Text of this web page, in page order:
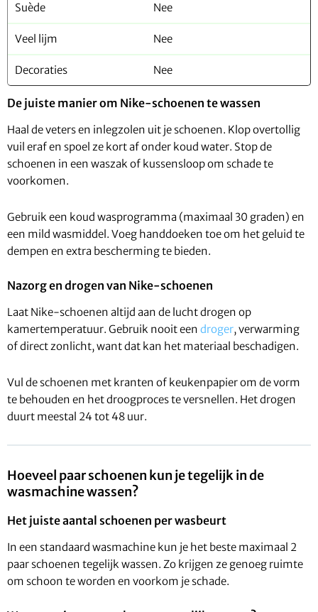
Suède Nee
Veel lijm Nee
Decoraties Nee
De juiste manier om Nike-schoenen te wassen
Haal de veters en inlegzolen uit je schoenen. Klop overtollig
vuil eraf en spoel ze kort af onder koud water. Stop de
schoenen in een waszak of kussensloop om schade te
voorkomen.
Gebruik een koud wasprogramma (maximaal 30 graden) en
een mild wasmiddel. Voeg handdoeken toe om het geluid te
dempen en extra bescherming te bieden.
Nazorg en drogen van Nike-schoenen
Laat Nike-schoenen altijd aan de lucht drogen op
kamertemperatuur. Gebruik nooit een droger, verwarming
of direct zonlicht, want dat kan het materiaal beschadigen.
Vul de schoenen met kranten of keukenpapier om de vorm
te behouden en het droogproces te versnellen. Het drogen
duurt meestal 24 tot 48 uur.
Hoeveel paar schoenen kun je tegelijk in de
wasmachine wassen?
Het juiste aantal schoenen per wasbeurt
In een standaard wasmachine kun je het beste maximaal 2
paar schoenen tegelijk wassen. Zo krijgen ze genoeg ruimte
om schoon te worden en voorkom je schade.